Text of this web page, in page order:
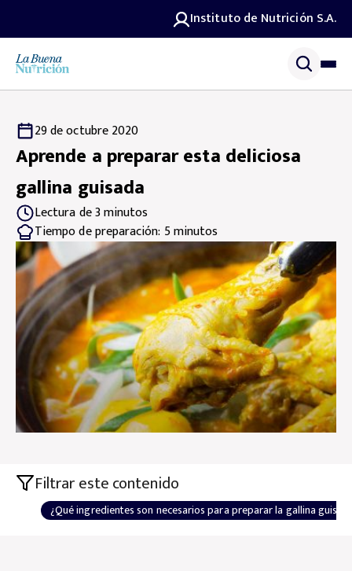
Instituto de Nutrición S.A.
29 de octubre 2020
Aprende a preparar esta deliciosa
gallina guisada
Lectura de 3 minutos
Tiempo de preparación: 5 minutos
Filtrar este contenido
¿Qué ingredientes son necesarios para preparar la gallina